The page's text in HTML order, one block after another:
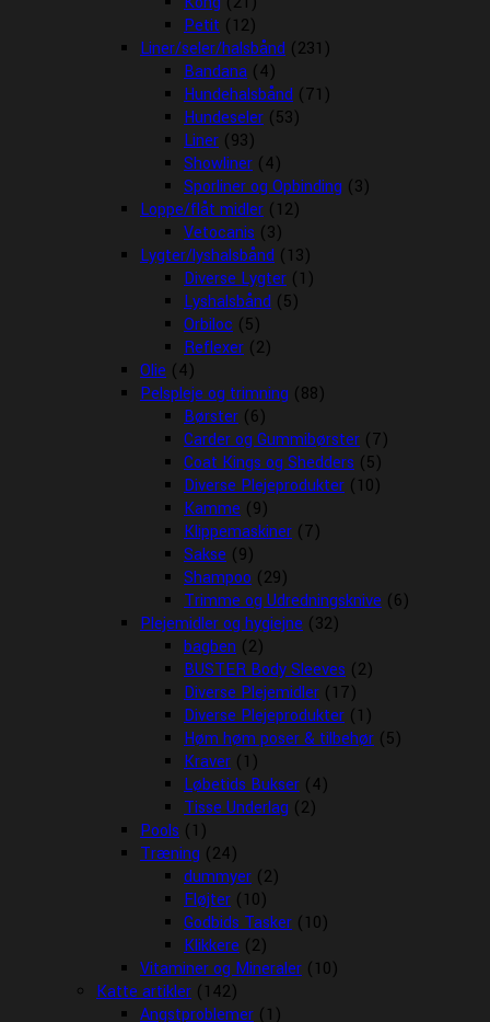
Petit (12)
Liner/seler/halsbånd (231)
Bandana (4)
Hundehalsbånd (71)
Hundeseler (53)
Liner (93)
Showliner (4)
Sporliner og Opbinding (3)
Loppe/flåt midler (12)
Vetocanis (3)
Lygter/lyshalsbånd (13)
Diverse Lygter (1)
Lyshalsbånd (5)
Orbiloc (5)
Reflexer (2)
Olie (4)
Pelspleje og trimning (88)
Børster (6)
Carder og Gummibørster (7)
Coat Kings og Shedders (5)
Diverse Plejeprodukter (10)
Kamme (9)
Klippemaskiner (7)
Sakse (9)
Shampoo (29)
Trimme og Udredningsknive (6)
Plejemidler og hygiejne (32)
bagben (2)
BUSTER Body Sleeves (2)
Diverse Plejemidler (17)
Diverse Plejeprodukter (1)
Høm høm poser & tilbehør (5)
Kraver (1)
Løbetids Bukser (4)
Tisse Underlag (2)
Pools (1)
Træning (24)
dummyer (2)
Fløjter (10)
Godbids Tasker (10)
Klikkere (2)
Vitaminer og Mineraler (10)
Katte artikler (142)
Angstproblemer (1)